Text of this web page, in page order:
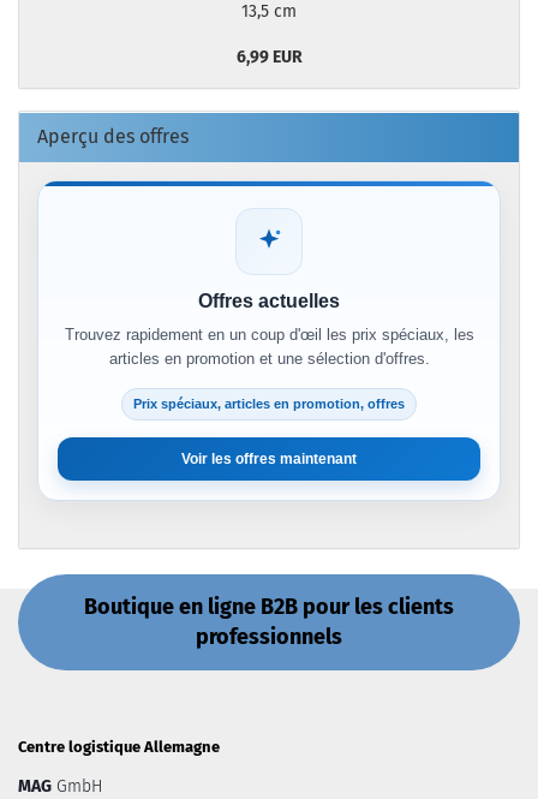
13,5 cm
6,99 EUR
Aperçu des offres
Offres actuelles
Trouvez rapidement en un coup d'œil les prix spéciaux, les
articles en promotion et une sélection d'offres.
Prix spéciaux, articles en promotion, offres
Voir les offres maintenant
Boutique en ligne B2B pour les clients
professionnels
Centre logistique Allemagne
MAG GmbH